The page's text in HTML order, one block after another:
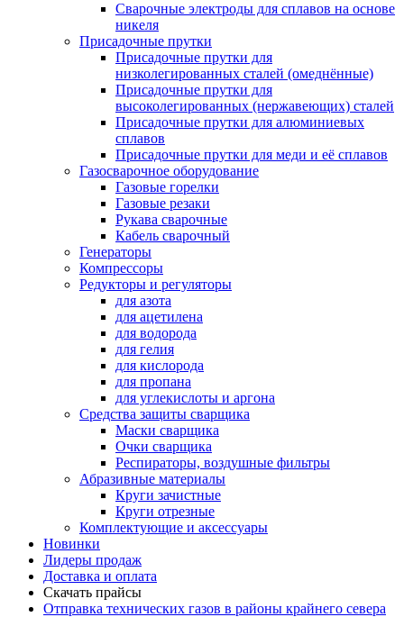
Сварочные электроды для сплавов на основе
никеля
Присадочные прутки
Присадочные прутки для
низколегированных сталей (омеднённые)
Присадочные прутки для
высоколегированных (нержавеющих) сталей
Присадочные прутки для алюминиевых
сплавов
Присадочные прутки для меди и её сплавов
Газосварочное оборудование
Газовые горелки
Газовые резаки
Рукава сварочные
Кабель сварочный
Генераторы
Компрессоры
Редукторы и регуляторы
для азота
для ацетилена
для водорода
для гелия
для кислорода
для пропана
для углекислоты и аргона
Средства защиты сварщика
Маски сварщика
Очки сварщика
Респираторы, воздушные фильтры
Абразивные материалы
Круги зачистные
Круги отрезные
Комплектующие и аксессуары
Новинки
Лидеры продаж
Доставка и оплата
Скачать прайсы
Отправка технических газов в районы крайнего севера